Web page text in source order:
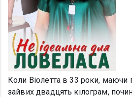
Коли Віолетта в 33 роки, маючи
зайвих двадцять кілограм,